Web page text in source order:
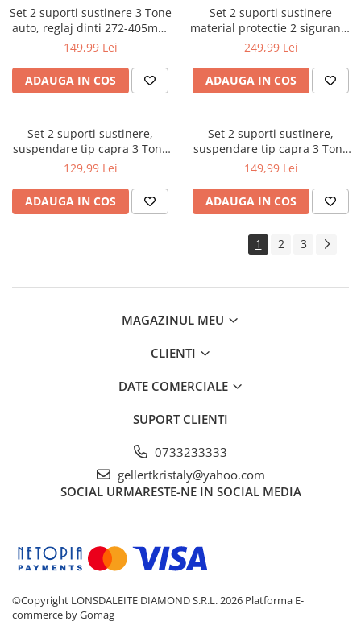
Set 2 suporti sustinere 3 Tone
auto, reglaj dinti 272-405mm
(RTPSK0080)
149,99 Lei
ADAUGA IN COS
Set 2 suporti sustinere
material protectie 2 sigurante
tip capra 6 Tone auto, reglaj
249,99 Lei
ADAUGA IN COS
Set 2 suporti sustinere,
suspendare tip capra 3 Tone
auto, reglaj dinti DISCY63
129,99 Lei
ADAUGA IN COS
Set 2 suporti sustinere,
suspendare tip capra 3 Tone
auto, reglaj dinti (FR9033)
149,99 Lei
ADAUGA IN COS
1 2 3
MAGAZINUL MEU
CLIENTI
DATE COMERCIALE
SUPORT CLIENTI
0733233333
gellertkristaly@yahoo.com
SOCIAL URMARESTE-NE IN SOCIAL MEDIA
©Copyright LONSDALEITE DIAMOND S.R.L. 2026 Platforma E-
commerce by Gomag